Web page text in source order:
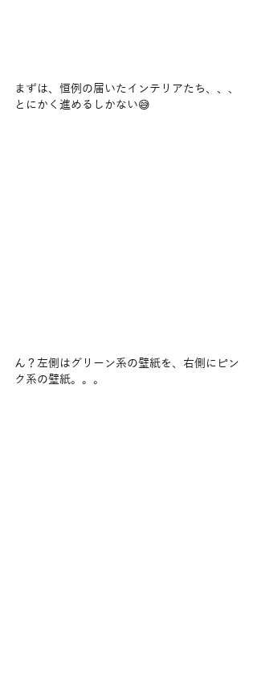
まずは、恒例の届いたインテリアたち、、、
とにかく進めるしかない😅
ん？左側はグリーン系の壁紙を、右側にピン
ク系の壁紙。。。